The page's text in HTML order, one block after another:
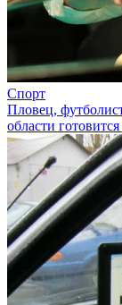
Спорт
Пловец,
области